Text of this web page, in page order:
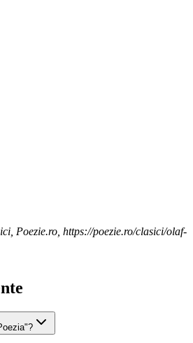
Poezie.ro, https://poezie.ro/clasici/olaf-